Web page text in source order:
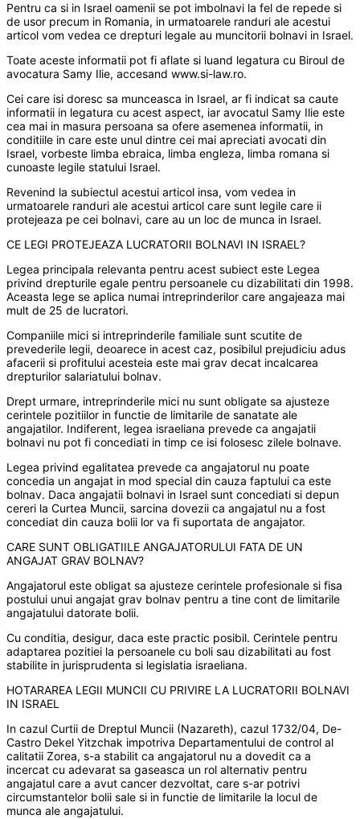
Pentru ca si in Israel oamenii se pot imbolnavi la fel de repede si
de usor precum in Romania, in urmatoarele randuri ale acestui
articol vom vedea ce drepturi legale au muncitorii bolnavi in Israel.
Toate aceste informatii pot fi aflate si luand legatura cu Biroul de
avocatura Samy Ilie, accesand www.si-law.ro.
Cei care isi doresc sa munceasca in Israel, ar fi indicat sa caute
informatii in legatura cu acest aspect, iar avocatul Samy Ilie este
cea mai in masura persoana sa ofere asemenea informatii, in
conditiile in care este unul dintre cei mai apreciati avocati din
Israel, vorbeste limba ebraica, limba engleza, limba romana si
cunoaste legile statului Israel.
Revenind la subiectul acestui articol insa, vom vedea in
urmatoarele randuri ale acestui articol care sunt legile care ii
protejeaza pe cei bolnavi, care au un loc de munca in Israel.
CE LEGI PROTEJEAZA LUCRATORII BOLNAVI IN ISRAEL?
Legea principala relevanta pentru acest subiect este Legea
privind drepturile egale pentru persoanele cu dizabilitati din 1998.
Aceasta lege se aplica numai intreprinderilor care angajeaza mai
mult de 25 de lucratori.
Companiile mici si intreprinderile familiale sunt scutite de
prevederile legii, deoarece in acest caz, posibilul prejudiciu adus
afacerii si profitului acesteia este mai grav decat incalcarea
drepturilor salariatului bolnav.
Drept urmare, intreprinderile mici nu sunt obligate sa ajusteze
cerintele pozitiilor in functie de limitarile de sanatate ale
angajatilor. Indiferent, legea israeliana prevede ca angajatii
bolnavi nu pot fi concediati in timp ce isi folosesc zilele bolnave.
Legea privind egalitatea prevede ca angajatorul nu poate
concedia un angajat in mod special din cauza faptului ca este
bolnav. Daca angajatii bolnavi in Israel sunt concediati si depun
cereri la Curtea Muncii, sarcina dovezii ca angajatul nu a fost
concediat din cauza bolii lor va fi suportata de angajator.
CARE SUNT OBLIGATIILE ANGAJATORULUI FATA DE UN
ANGAJAT GRAV BOLNAV?
Angajatorul este obligat sa ajusteze cerintele profesionale si fisa
postului unui angajat grav bolnav pentru a tine cont de limitarile
angajatului datorate bolii.
Cu conditia, desigur, daca este practic posibil. Cerintele pentru
adaptarea pozitiei la persoanele cu boli sau dizabilitati au fost
stabilite in jurisprudenta si legislatia israeliana.
HOTARAREA LEGII MUNCII CU PRIVIRE LA LUCRATORII BOLNAVI
IN ISRAEL
In cazul Curtii de Dreptul Muncii (Nazareth), cazul 1732/04, De-
Castro Dekel Yitzchak impotriva Departamentului de control al
calitatii Zorea, s-a stabilit ca angajatorul nu a dovedit ca a
incercat cu adevarat sa gaseasca un rol alternativ pentru
angajatul care a avut cancer dezvoltat, care s-ar potrivi
circumstantelor bolii sale si in functie de limitarile la locul de
munca ale angajatului.